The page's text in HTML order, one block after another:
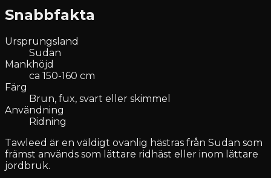
Snabbfakta
Ursprungsland
Sudan
Mankhöjd
ca 150-160 cm
Färg
Brun, fux, svart eller skimmel
Användning
Ridning
Tawleed är en väldigt ovanlig hästras från Sudan som
främst används som lättare ridhäst eller inom lättare
jordbruk.